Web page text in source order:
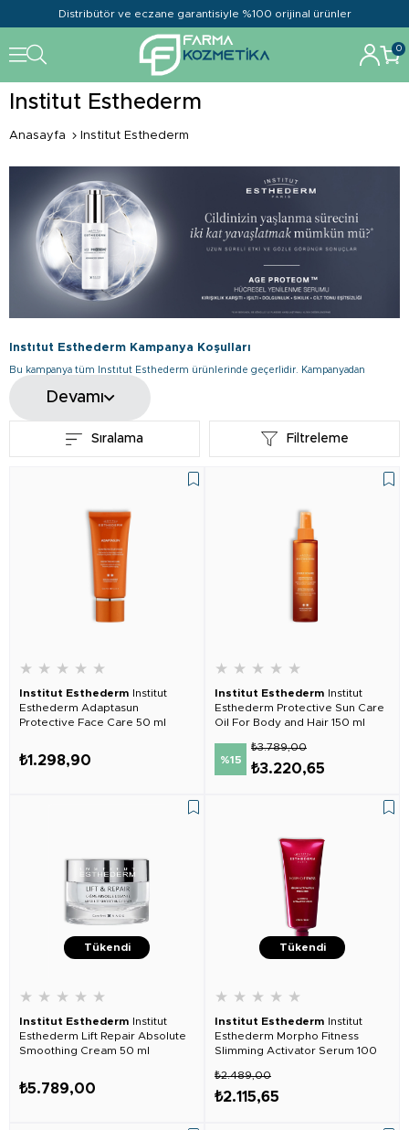
Distribütör ve eczane garantisiyle %100 orijinal ürünler
0
Institut Esthederm
Anasayfa Institut Esthederm
Instıtut Esthederm Kampanya Koşulları
Bu kampanya tüm Instıtut Esthederm ürünlerinde geçerlidir. Kampanyadan
yararlanabilmek için en az 1 (Bir) ürün sepete eklemeniz gerekir. Kampanyada
Instıtut Esthederm ürünlerinde %30'a varan İndirim uygulanır. Kampanya veya
indirimle birleştirilebilir. Kampanyadan faydalanabilmek için üye olmanız
gerekmektedir. Farmakozmetika, kampanya düzenleme ve bitirme hakkını saklı
tutar.
Devamı
Filtreleme
Sıralama
★ ★ ★ ★ ★
Institut Esthederm Institut
Esthederm Adaptasun
Protective Face Care 50 ml
₺1.298,90
★ ★ ★ ★ ★
Institut Esthederm Institut
Esthederm Protective Sun Care
Oil For Body and Hair 150 ml
%15
₺3.220,65
₺3.789,00
Tükendi
★ ★ ★ ★ ★
Institut Esthederm Institut
Esthederm Lift Repair Absolute
Smoothing Cream 50 ml
₺5.789,00
Tükendi
★ ★ ★ ★ ★
Institut Esthederm Institut
Esthederm Morpho Fitness
Slimming Activator Serum 100
₺2.115,65
₺2.489,00